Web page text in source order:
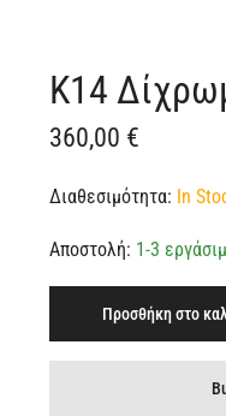
K14
360,00 €
Διαθεσιμότητα: In
Αποστολή: 1-3
Προσθήκη στο